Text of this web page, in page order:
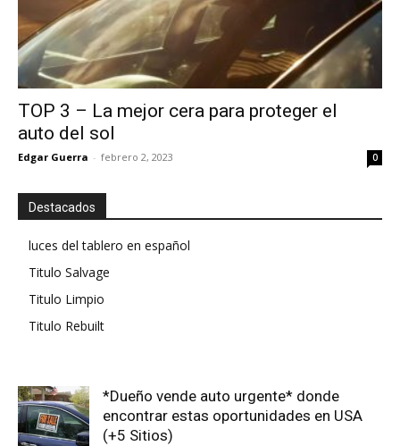
TOP 3 – La mejor cera para proteger el
auto del sol
Edgar Guerra - febrero 2, 2023 0
Destacados
luces del tablero en español
Titulo Salvage
Titulo Limpio
Titulo Rebuilt
*Dueño vende auto urgente* donde
encontrar estas oportunidades en USA
(+5 Sitios)